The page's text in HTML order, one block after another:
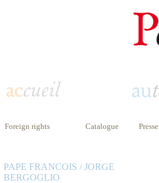
Foreign rights Catalogue Presse
PAPE FRANCOIS / JORGE
BERGOGLIO